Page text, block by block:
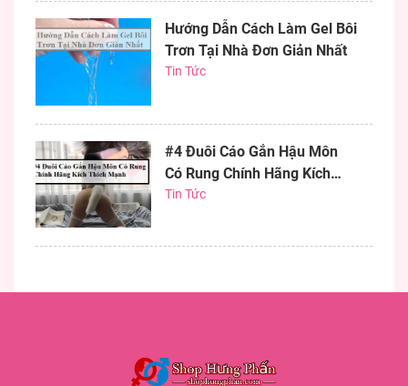
Hướng Dẫn Cách Làm Gel Bôi
Trơn Tại Nhà Đơn Giản Nhất
Tin Tức
#4 Đuôi Cáo Gắn Hậu Môn
Có Rung Chính Hãng Kích
Thích Mạnh
Tin Tức